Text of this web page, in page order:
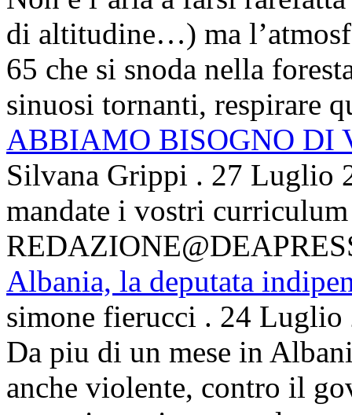
di altitudine…) ma
65 che si snoda nella
sinuosi tornanti, respirare
ABBIAMO BISOGNO DI
Silvana Grippi . 27 Luglio
mandate i vostri
Albania, la deputata
simone fierucci . 24 Luglio
Da piu di un mese in
anche violente, contro il